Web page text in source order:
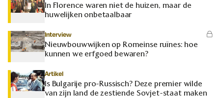
In Florence waren niet de huizen, maar de
huwelijken onbetaalbaar
Interview
Nieuwbouwwijken op Romeinse ruïnes: hoe
kunnen we erfgoed bewaren?
Artikel
Is Bulgarije pro-Russisch? Deze premier wilde
van zijn land de zestiende Sovjet-staat maken